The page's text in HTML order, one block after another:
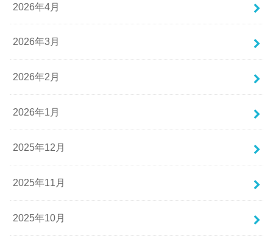
2026年4月
2026年3月
2026年2月
2026年1月
2025年12月
2025年11月
2025年10月